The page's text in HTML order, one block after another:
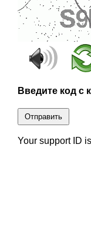
Введите код с
Отправить
Your support ID